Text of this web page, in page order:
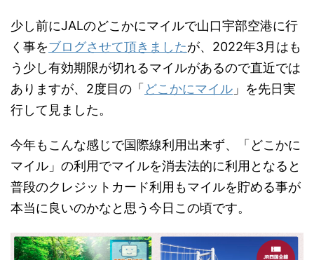
少し前にJALのどこかにマイルで山口宇部空港に行
く事をブログさせて頂きましたが、2022年3月はも
う少し有効期限が切れるマイルがあるので直近では
ありますが、2度目の「 どこかにマイル 」を先日実
行して見ました。
今年もこんな感じで国際線利用出来ず、「どこかに
マイル」の利用でマイルを消去法的に利用となると
普段のクレジットカード利用もマイルを貯める事が
本当に良いのかなと思う今日この頃です。